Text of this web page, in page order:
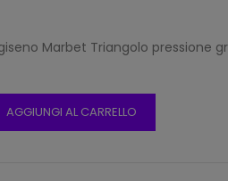
Marbet Triangolo pressione
AGGIUNGI AL CARRELLO
Beige